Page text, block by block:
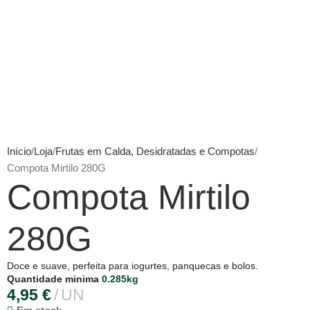
Início Loja Frutas em Calda, Desidratadas e Compotas
Compota Mirtilo 280G
Compota Mirtilo
280G
Doce e suave, perfeita para iogurtes, panquecas e bolos.
Quantidade minima 0.285kg
4,95 € UN